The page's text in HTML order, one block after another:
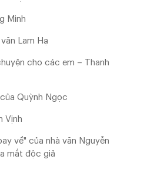
Minh
Lam Hạ
cho các em – Thanh
Quỳnh Ngọc
Vịnh
về" của nhà văn Nguyễn
mắt độc giả